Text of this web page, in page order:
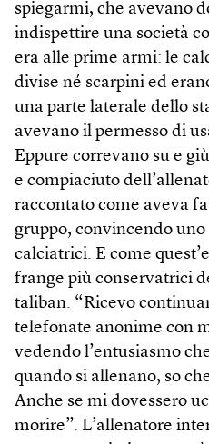
spiegarmi, che avevano
indispettire una società
era alle prime armi: le
divise né scarpini ed
una parte laterale dello
avevano il permesso di
Eppure correvano su e
e compiaciuto
raccontato come aveva
gruppo, convincendo
calciatrici. E come
frange più conservatrici
taliban. “Ricevo
telefonate anonime con
vedendo l’entusiasmo
quando si allenano, so
Anche se mi dovessero
morire”. L’allenatore